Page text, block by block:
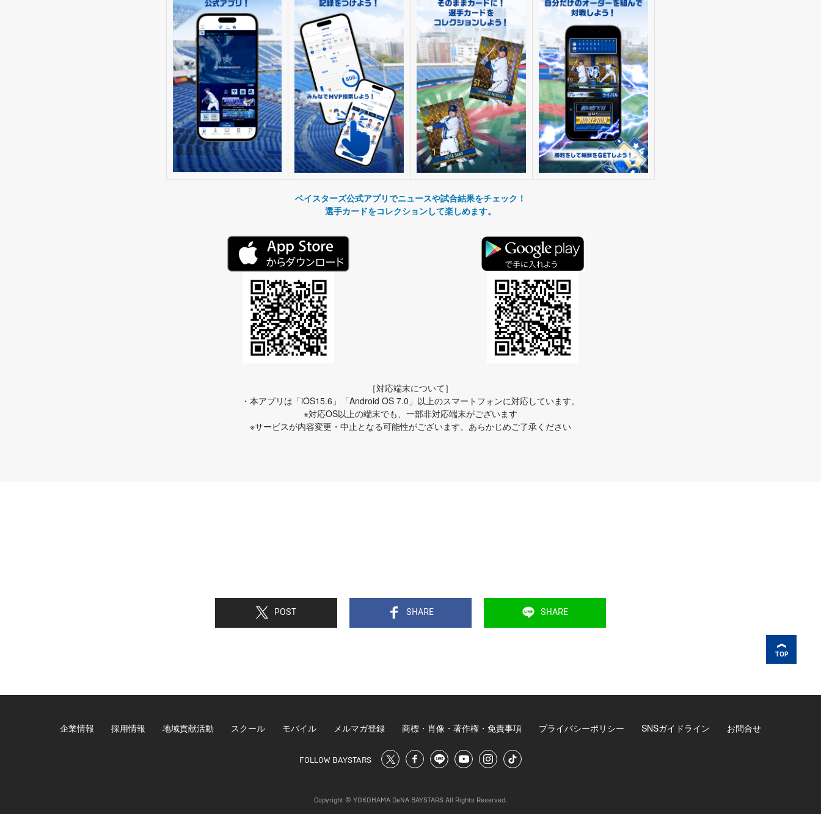
ベイスターズ公式アプリでニュースや試合結果をチェック！
選手カードをコレクションして楽しめます。
［対応端末について］
・本アプリは「iOS15.6」「Android OS 7.0」以上のスマートフォンに対応しています。
※対応OS以上の端末でも、一部非対応端末がございます
※サービスが内容変更・中止となる可能性がございます。あらかじめご了承ください
POST SHARE SHARE
TOP
企業情報 採用情報 地域貢献活動 スクール モバイル メルマガ登録 商標・肖像・著作権・免責事項 プライバシーポリシー SNSガイドライン お問合せ
FOLLOW BAYSTARS
Copyright © YOKOHAMA DeNA BAYSTARS All Rights Reserved.